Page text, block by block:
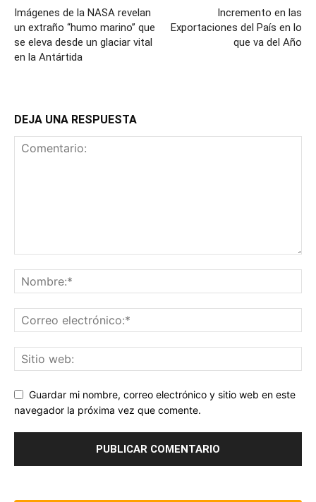
Imágenes de la NASA revelan
un extraño “humo marino” que
se eleva desde un glaciar vital
en la Antártida
Incremento en las
Exportaciones del País en lo
que va del Año
DEJA UNA RESPUESTA
Guardar mi nombre, correo electrónico y sitio web en este
navegador la próxima vez que comente.